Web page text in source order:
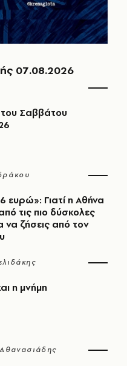
07.08.2026
Σαββάτου
ευρώ»: Γιατί η Αθήνα
τις πιο δύσκολες
να ζήσεις από τον
η μνήμη